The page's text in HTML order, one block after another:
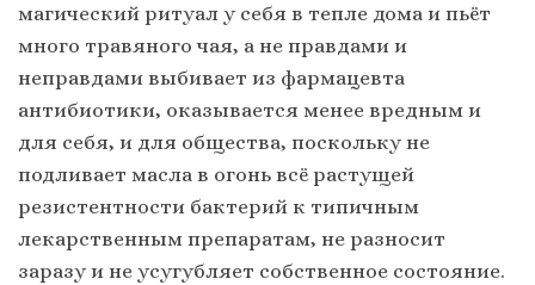
магический ритуал у себя в тепле дома и пьёт
много травяного чая, а не правдами и
неправдами выбивает из фармацевта
антибиотики, оказывается менее вредным и
для себя, и для общества, поскольку не
подливает масла в огонь всё растущей
резистентности бактерий к типичным
лекарственным препаратам, не разносит
заразу и не усугубляет собственное состояние.